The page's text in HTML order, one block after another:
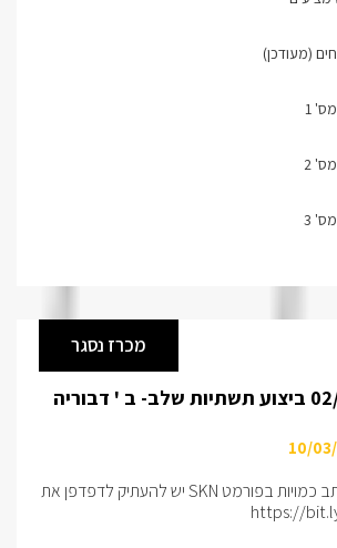
(מעודכן)
1
2
3
מכרז נסגר
מכרז מס' 02/2024 ביצוע תשתיות שלב- ב ' דבוריה
להורדת התוכניות וכתב כמויות בפורמט SKN יש להעתיק לדפדפן את